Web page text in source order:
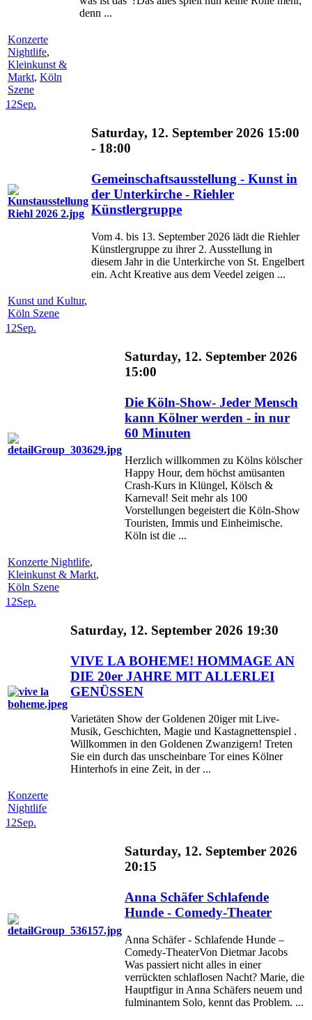
denn ...
Konzerte
Nightlife,
Kleinkunst &
Markt, Köln
Szene
12Sep.
Saturday, 12. September 2026 15:00
- 18:00
Gemeinschaftsausstellung - Kunst in
der Unterkirche - Riehler
Künstlergruppe
Vom 4. bis 13. September 2026 lädt die Riehler
Künstlergruppe zu ihrer 2. Ausstellung in
diesem Jahr in die Unterkirche von St. Engelbert
ein. Acht Kreative aus dem Veedel zeigen ...
Kunst und Kultur,
Köln Szene
12Sep.
Saturday, 12. September 2026
15:00
Die Köln-Show- Jeder Mensch
kann Kölner werden - in nur
60 Minuten
Herzlich willkommen zu Kölns kölscher
Happy Hour, dem höchst amüsanten
Crash-Kurs in Klüngel, Kölsch &
Karneval! Seit mehr als 100
Vorstellungen begeistert die Köln-Show
Touristen, Immis und Einheimische.
Köln ist die ...
Konzerte Nightlife,
Kleinkunst & Markt,
Köln Szene
12Sep.
Saturday, 12. September 2026 19:30
VIVE LA BOHEME! HOMMAGE AN
DIE 20er JAHRE MIT ALLERLEI
GENÜSSEN
Varietäten Show der Goldenen 20iger mit Live-
Musik, Geschichten, Magie und Kastagnettenspiel .
Willkommen in den Goldenen Zwanzigern! Treten
Sie ein durch das unscheinbare Tor eines Kölner
Hinterhofs in eine Zeit, in der ...
Konzerte
Nightlife
12Sep.
Saturday, 12. September 2026
20:15
Anna Schäfer Schlafende
Hunde - Comedy-Theater
Anna Schäfer - Schlafende Hunde –
Comedy-TheaterVon Dietmar Jacobs
Was passiert nicht alles in einer
verrückten schlaflosen Nacht? Marie, die
Hauptfigur in Anna Schäfers neuem und
fulminantem Solo, kennt das Problem. ...